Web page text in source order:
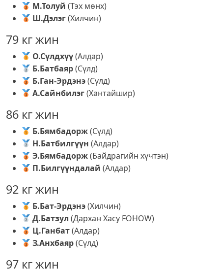
М.Толуй (Тэх мөнх)
Ш.Дэлэг(Хилчин)
79 кг жин
О.Сүлдхүү(Алдар)
Б.Батбаяр(Сүлд)
Б.Ган-Эрдэнэ(Сүлд)
А.Сайнбилэг(Хантайшир)
86 кг жин
Б.Бямбадорж(Сүлд)
Н.Батбилгүүн (Алдар)
Э.Бямбадорж(Байдрагийн хүчтэн)
П.Билгүүндалай (Алдар)
92 кг жин
Б.Бат-Эрдэнэ(Хилчин)
Д.Батзул (Дархан Хасу FOHOW)
Ц.Ганбат(Алдар)
З.Анхбаяр(Сүлд)
97 кг жин